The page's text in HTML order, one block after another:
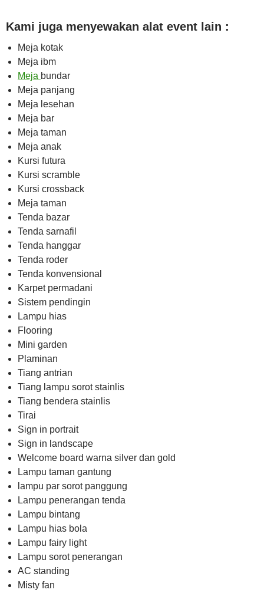
Kami juga menyewakan alat event lain :
Meja kotak
Meja ibm
Meja bundar
Meja panjang
Meja lesehan
Meja bar
Meja taman
Meja anak
Kursi futura
Kursi scramble
Kursi crossback
Meja taman
Tenda bazar
Tenda sarnafil
Tenda hanggar
Tenda roder
Tenda konvensional
Karpet permadani
Sistem pendingin
Lampu hias
Flooring
Mini garden
Plaminan
Tiang antrian
Tiang lampu sorot stainlis
Tiang bendera stainlis
Tirai
Sign in portrait
Sign in landscape
Welcome board warna silver dan gold
Lampu taman gantung
lampu par sorot panggung
Lampu penerangan tenda
Lampu bintang
Lampu hias bola
Lampu fairy light
Lampu sorot penerangan
AC standing
Misty fan